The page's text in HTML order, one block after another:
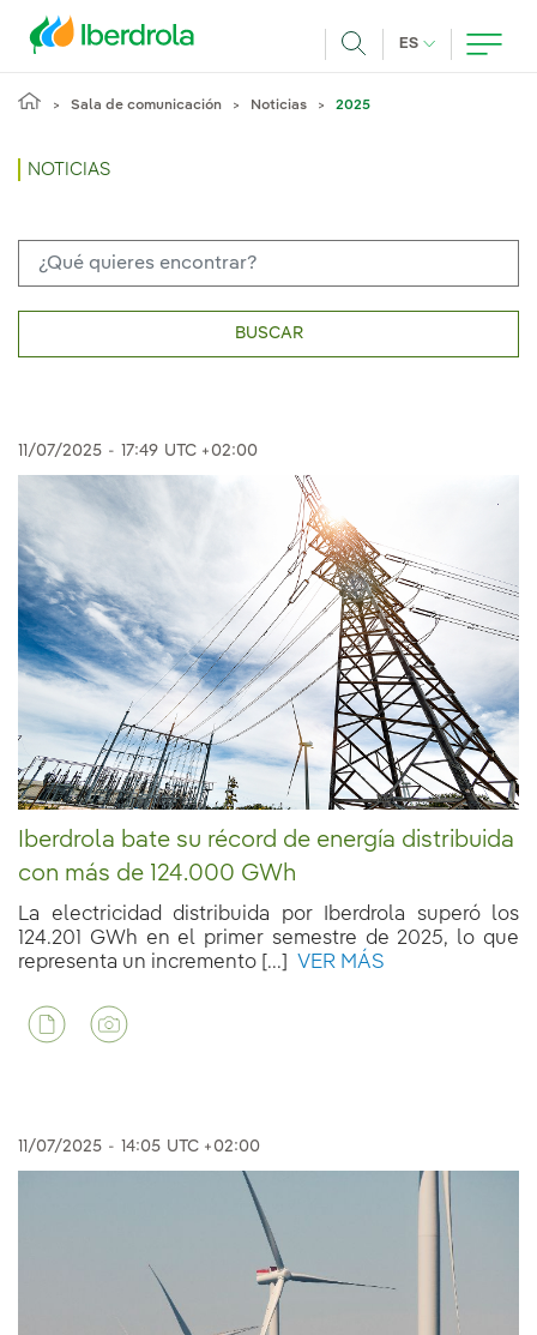
ES IDIOMA
Sala de comunicación Noticias 2025
NOTICIAS
BUSCAR
11/07/2025 - 17:49 UTC +02:00
Iberdrola bate su récord de energía distribuida
con más de 124.000 GWh
La electricidad distribuida por Iberdrola superó los
124.201 GWh en el primer semestre de 2025, lo que
representa un incremento [...]
VER MÁS
11/07/2025 - 14:05 UTC +02:00